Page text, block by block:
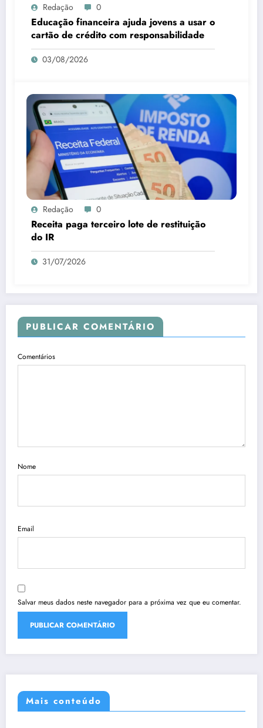
Redação 0
Educação financeira ajuda jovens a usar o
cartão de crédito com responsabilidade
03/08/2026
Redação 0
Receita paga terceiro lote de restituição
do IR
31/07/2026
PUBLICAR COMENTÁRIO
Comentários
Nome
Email
Salvar meus dados neste navegador para a próxima vez que eu comentar.
Mais conteúdo